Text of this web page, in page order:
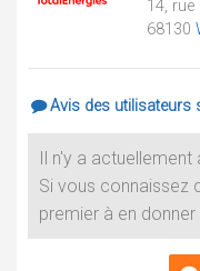
14, rue
68130
Avis des utilisateurs
Il n'y a
Si vous connaissez
premier à en